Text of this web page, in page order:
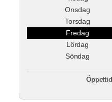
Onsdag
Torsdag
Fredag
Lördag
Söndag